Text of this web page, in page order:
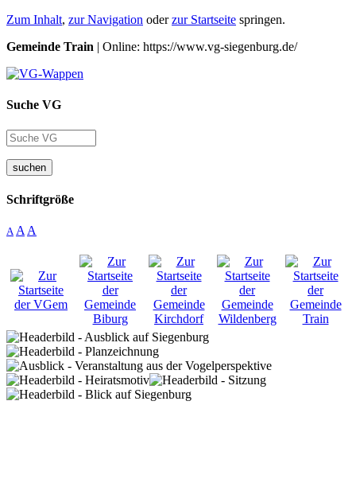
Zum Inhalt, zur Navigation oderzur Startseite springen.
Gemeinde Train | Online: https://www.vg-siegenburg.de/
Suche VG
suchen
Schriftgröße
A A A